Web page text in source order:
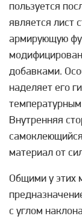
пользуется
является лист
армирующую
добавками.
наделяет его
Внутренняя
материал от
Общими у этих
с углом